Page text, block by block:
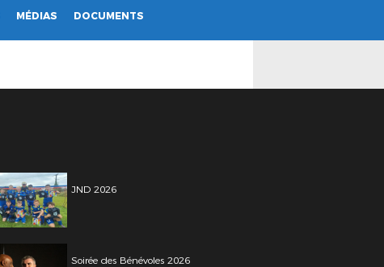
MÉDIAS DOCUMENTS
JND 2026
Soirée des Bénévoles 2026